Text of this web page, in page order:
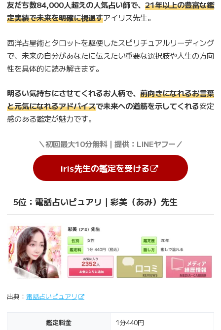
友だち数84,000人超えの人気占い師で、 21年以上の豊富な鑑
定実績で未来を明確に視通すアイリス先生。
西洋占星術とタロットを駆使したスピリチュアルリーディング
で、未来の自分があなたに伝えたい重要な選択肢や人生の方向
性を具体的に読み解きます。
明るい気持ちにさせてくれるお人柄で、 前向きになれるお言葉
と元気になれるアドバイスで未来への道筋を示してくれる安定
感のある鑑定が魅力です。
＼初回最大10分無料｜提供：LINEヤフー／
iris先生の鑑定を受ける
5位：電話占いピュアリ｜彩美（あみ）先生
出典： 電話占いピュアリ
鑑定料金 1分440円